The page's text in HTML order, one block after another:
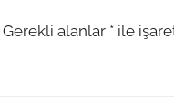
Gerekli alanlar * ile